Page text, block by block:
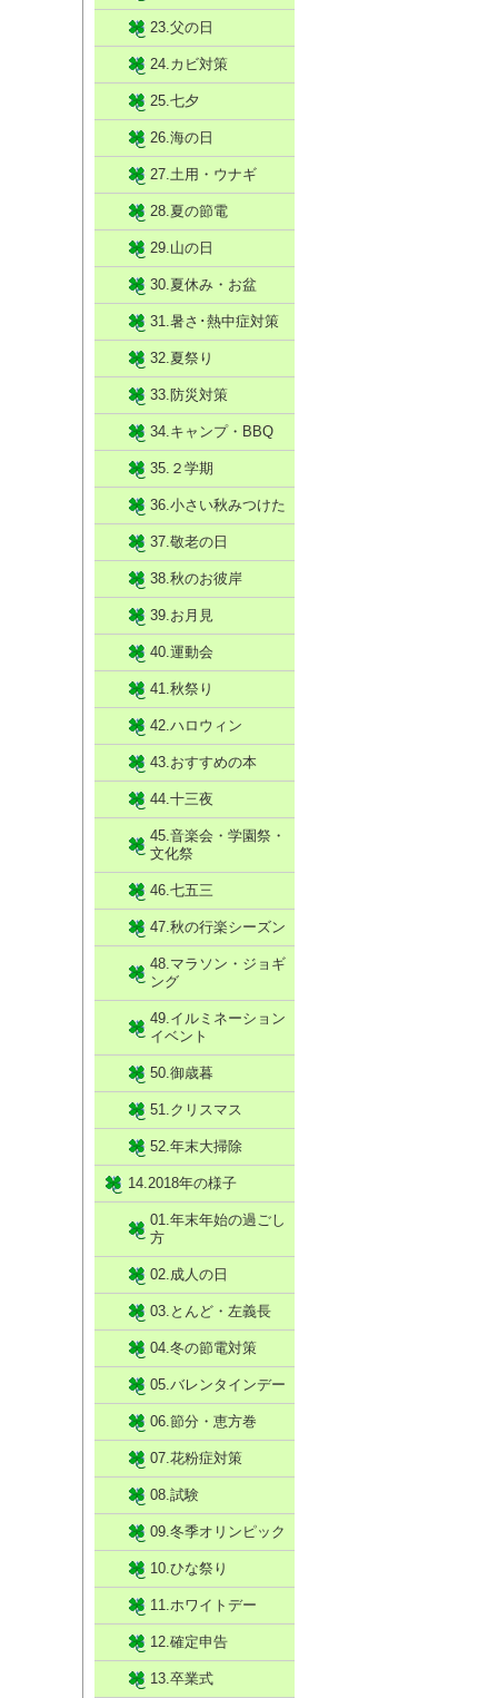
23.父の日
24.カビ対策
25.七夕
26.海の日
27.土用・ウナギ
28.夏の節電
29.山の日
30.夏休み・お盆
31.暑さ･熱中症対策
32.夏祭り
33.防災対策
34.キャンプ・BBQ
35.２学期
36.小さい秋みつけた
37.敬老の日
38.秋のお彼岸
39.お月見
40.運動会
41.秋祭り
42.ハロウィン
43.おすすめの本
44.十三夜
45.音楽会・学園祭・
文化祭
46.七五三
47.秋の行楽シーズン
48.マラソン・ジョギ
ング
49.イルミネーション
イベント
50.御歳暮
51.クリスマス
52.年末大掃除
14.2018年の様子
01.年末年始の過ごし
方
02.成人の日
03.とんど・左義長
04.冬の節電対策
05.バレンタインデー
06.節分・恵方巻
07.花粉症対策
08.試験
09.冬季オリンピック
10.ひな祭り
11.ホワイトデー
12.確定申告
13.卒業式